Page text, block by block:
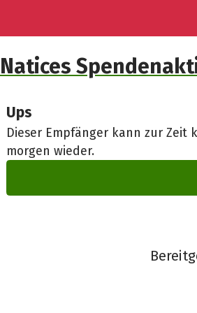
Natices
Ups
Dieser Empfänger kann zur Zeit
morgen wieder.